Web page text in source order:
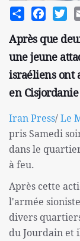
Share
Après que
une jeune
israéliens ont
en
Iran Press/Le
pris Samedi
dans le
à feu.
Après cette
l'armée
divers
du Jourdain et